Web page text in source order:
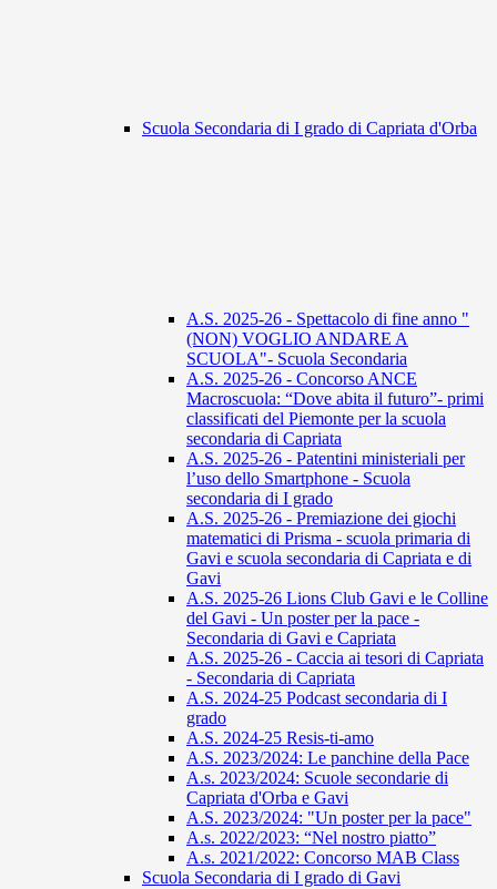
Scuola Secondaria di I grado di Capriata d'Orba
A.S. 2025-26 - Spettacolo di fine anno "
(NON) VOGLIO ANDARE A
SCUOLA"- Scuola Secondaria
A.S. 2025-26 - Concorso ANCE
Macroscuola: “Dove abita il futuro”- primi
classificati del Piemonte per la scuola
secondaria di Capriata
A.S. 2025-26 - Patentini ministeriali per
l’uso dello Smartphone - Scuola
secondaria di I grado
A.S. 2025-26 - Premiazione dei giochi
matematici di Prisma - scuola primaria di
Gavi e scuola secondaria di Capriata e di
Gavi
A.S. 2025-26 Lions Club Gavi e le Colline
del Gavi - Un poster per la pace -
Secondaria di Gavi e Capriata
A.S. 2025-26 - Caccia ai tesori di Capriata
- Secondaria di Capriata
A.S. 2024-25 Podcast secondaria di I
grado
A.S. 2024-25 Resis-ti-amo
A.S. 2023/2024: Le panchine della Pace
A.s. 2023/2024: Scuole secondarie di
Capriata d'Orba e Gavi
A.S. 2023/2024: "Un poster per la pace"
A.s. 2022/2023: “Nel nostro piatto”
A.s. 2021/2022: Concorso MAB Class
Scuola Secondaria di I grado di Gavi